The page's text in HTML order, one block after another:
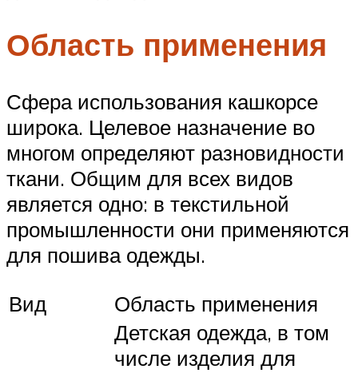
Область применения
Сфера использования кашкорсе
широка. Целевое назначение во
многом определяют разновидности
ткани. Общим для всех видов
является одно: в текстильной
промышленности они применяются
для пошива одежды.
Вид
Область применения
Детская одежда, в том
числе изделия для